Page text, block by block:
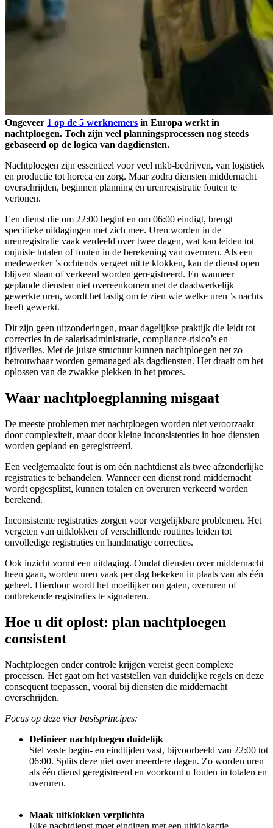
Ongeveer 1 op de 5 werknemers in Europa werkt in
nachtploegen. Toch zijn veel planningsprocessen nog steeds
gebaseerd op de logica van dagdiensten.
Nachtploegen zijn essentieel voor veel mkb-bedrijven, van logistiek
en productie tot horeca en zorg. Maar zodra diensten middernacht
overschrijden, beginnen planning en urenregistratie fouten te
vertonen.
Een dienst die om 22:00 begint en om 06:00 eindigt, brengt
specifieke uitdagingen met zich mee. Uren worden in de
urenregistratie vaak verdeeld over twee dagen, wat kan leiden tot
onjuiste totalen of fouten in de berekening van overuren. Als een
medewerker ’s ochtends vergeet uit te klokken, kan de dienst open
blijven staan of verkeerd worden geregistreerd. En wanneer
geplande diensten niet overeenkomen met de daadwerkelijk
gewerkte uren, wordt het lastig om te zien wie welke uren ’s nachts
heeft gewerkt.
Dit zijn geen uitzonderingen, maar dagelijkse praktijk die leidt tot
correcties in de salarisadministratie, compliance-risico’s en
tijdverlies. Met de juiste structuur kunnen nachtploegen net zo
betrouwbaar worden gemanaged als dagdiensten. Het draait om het
oplossen van de zwakke plekken in het proces.
Waar nachtploegplanning misgaat
De meeste problemen met nachtploegen worden niet veroorzaakt
door complexiteit, maar door kleine inconsistenties in hoe diensten
worden gepland en geregistreerd.
Een veelgemaakte fout is om één nachtdienst als twee afzonderlijke
registraties te behandelen. Wanneer een dienst rond middernacht
wordt opgesplitst, kunnen totalen en overuren verkeerd worden
berekend.
Inconsistente registraties zorgen voor vergelijkbare problemen. Het
vergeten van uitklokken of verschillende routines leiden tot
onvolledige registraties en handmatige correcties.
Ook inzicht vormt een uitdaging. Omdat diensten over middernacht
heen gaan, worden uren vaak per dag bekeken in plaats van als één
geheel. Hierdoor wordt het moeilijker om gaten, overuren of
ontbrekende registraties te signaleren.
Hoe u dit oplost: plan nachtploegen
consistent
Nachtploegen onder controle krijgen vereist geen complexe
processen. Het gaat om het vaststellen van duidelijke regels en deze
consequent toepassen, vooral bij diensten die middernacht
overschrijden.
Focus op deze vier basisprincipes:
Definieer nachtploegen duidelijk
Stel vaste begin- en eindtijden vast, bijvoorbeeld van 22:00 tot
06:00. Splits deze niet over meerdere dagen. Zo worden uren
als één dienst geregistreerd en voorkomt u fouten in totalen en
overuren.
Maak uitklokken verplichta
Elke nachtdienst moet eindigen met een uitklokactie.